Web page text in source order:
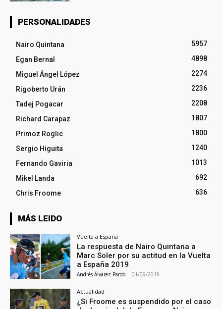
PERSONALIDADES
Nairo Quintana
5957
Egan Bernal
4898
Miguel Ángel López
2274
Rigoberto Urán
2236
Tadej Pogacar
2208
Richard Carapaz
1807
Primoz Roglic
1800
Sergio Higuita
1240
Fernando Gaviria
1013
Mikel Landa
692
Chris Froome
636
MÁS LEIDO
Vuelta a España
La respuesta de Nairo Quintana a
Marc Soler por su actitud en la Vuelta
a España 2019
Andrés Álvarez Pardo - 01/09/2019
Actualidad
¿Si Froome es suspendido por el caso